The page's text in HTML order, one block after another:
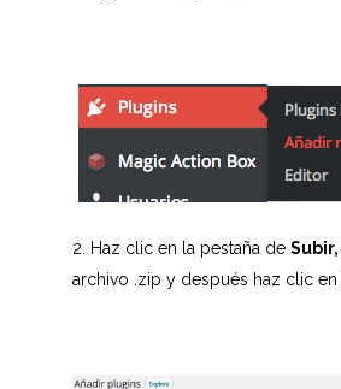
2. Haz clic en la pestaña de Subir,
archivo .zip y después haz clic en